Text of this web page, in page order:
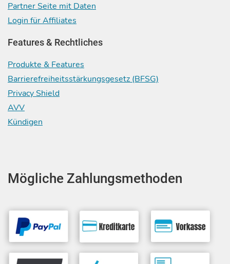
Partner Seite mit Daten
Login für Affiliates
Features & Rechtliches
Produkte & Features
Barrierefreiheitsstärkungsgesetz (BFSG)
Privacy Shield
AVV
Kündigen
Mögliche Zahlungsmethoden